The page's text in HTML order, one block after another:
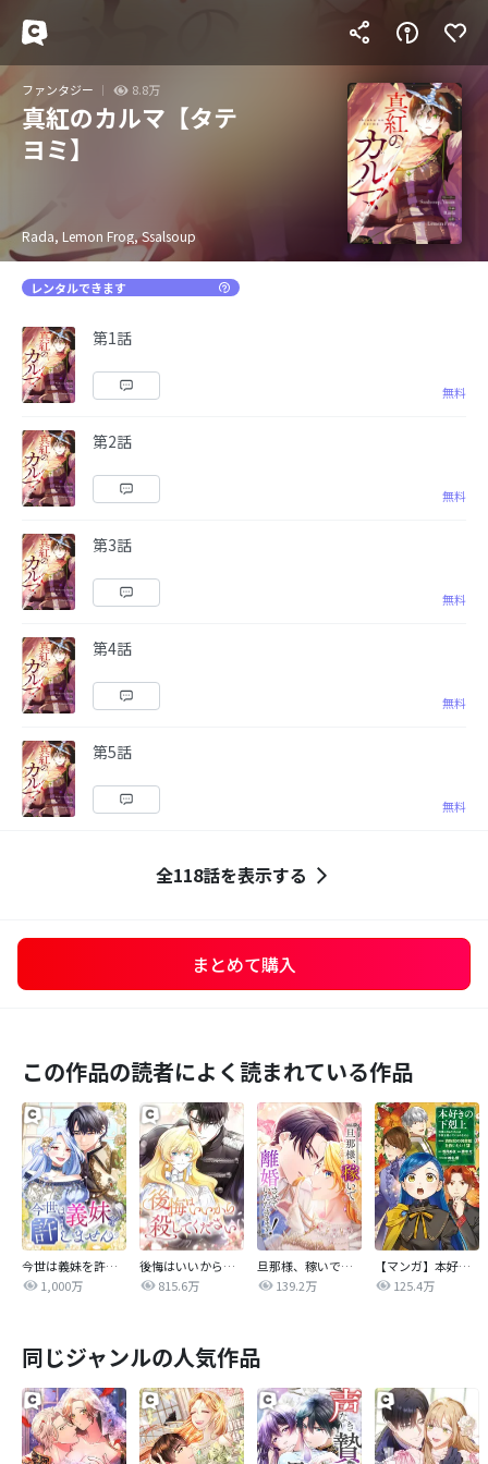
ファンタジー 8.8万
真紅のカルマ【タテ
ヨミ】
Rada, Lemon Frog, Ssalsoup
レンタルできます
第1話
無料
第2話
無料
第3話
無料
第4話
無料
第5話
無料
全118話を表示する
まとめて購入
この作品の読者によく読まれている作品
今世は義妹を許しません
1,000万
後悔はいいから殺してください
815.6万
旦那様、稼いで離婚させていただきます！
139.2万
【マンガ】本好きの下剋上 第四部
125.4万
同じジャンルの人気作品